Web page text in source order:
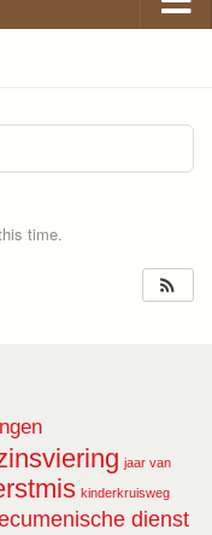
time.
jaar van
kinderkruisweg
dienst